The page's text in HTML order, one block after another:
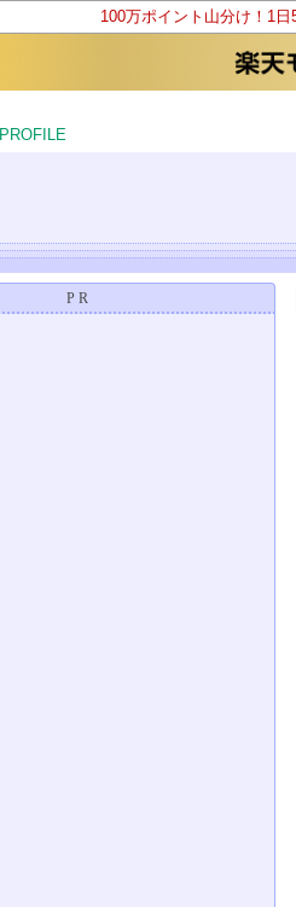
100万ポイント山分け！1
PROFILE
PR